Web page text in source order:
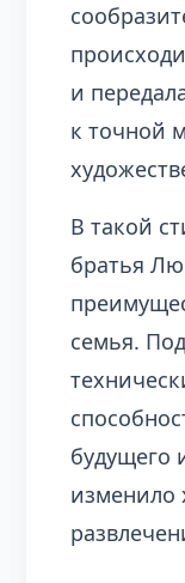
и
к точной
В такой
братья
семья.
будущего
изменило